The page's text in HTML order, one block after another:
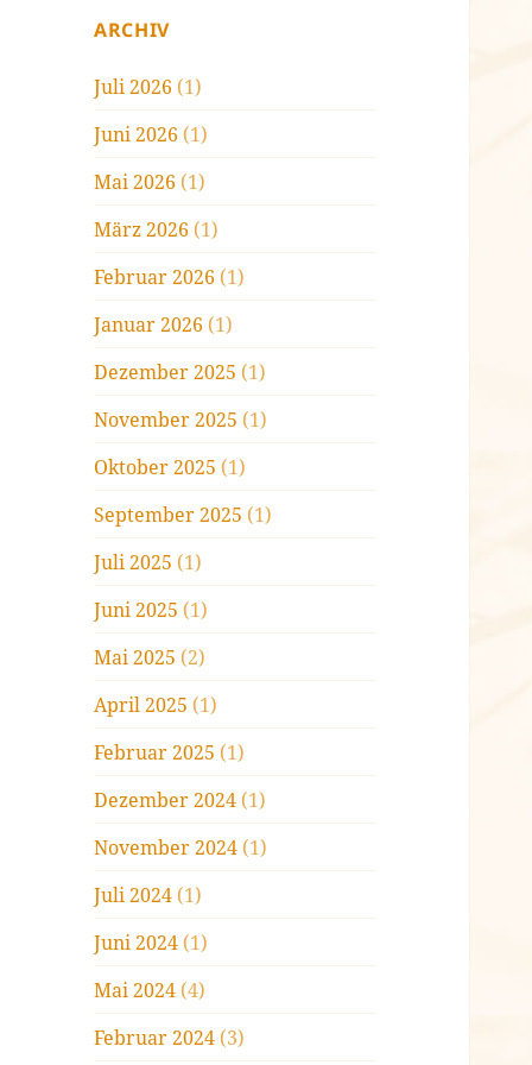
ARCHIV
Juli 2026 (1)
Juni 2026 (1)
Mai 2026 (1)
März 2026 (1)
Februar 2026 (1)
Januar 2026 (1)
Dezember 2025 (1)
November 2025 (1)
Oktober 2025 (1)
September 2025 (1)
Juli 2025 (1)
Juni 2025 (1)
Mai 2025 (2)
April 2025 (1)
Februar 2025 (1)
Dezember 2024 (1)
November 2024 (1)
Juli 2024 (1)
Juni 2024 (1)
Mai 2024 (4)
Februar 2024 (3)